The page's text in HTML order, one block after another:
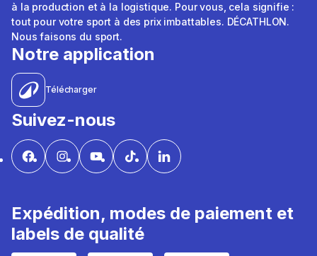
à la production et à la logistique. Pour vous, cela signifie :
tout pour votre sport à des prix imbattables. DÉCATHLON.
Nous faisons du sport.
Notre application
Télécharger
Suivez-nous
Expédition, modes de paiement et
labels de qualité